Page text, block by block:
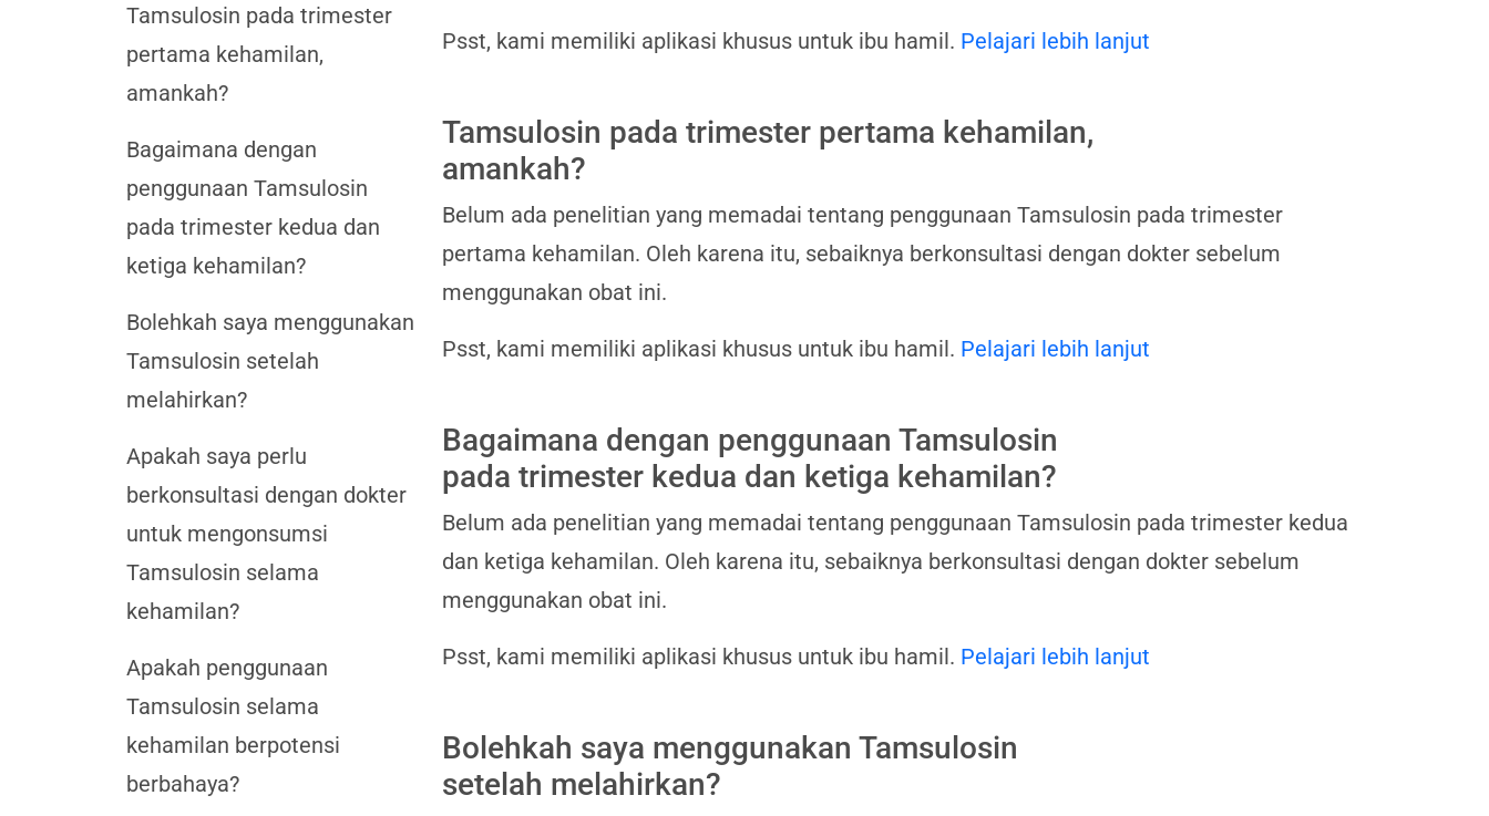
Tamsulosin pada trimester
pertama kehamilan,
amankah?
Bagaimana dengan
penggunaan Tamsulosin
pada trimester kedua dan
ketiga kehamilan?
Bolehkah saya menggunakan
Tamsulosin setelah
melahirkan?
Apakah saya perlu
berkonsultasi dengan dokter
untuk mengonsumsi
Tamsulosin selama
kehamilan?
Apakah penggunaan
Tamsulosin selama
kehamilan berpotensi
berbahaya?
Psst, kami memiliki aplikasi khusus untuk ibu hamil. Pelajari lebih lanjut
Tamsulosin pada trimester pertama kehamilan,
amankah?
Belum ada penelitian yang memadai tentang penggunaan Tamsulosin pada trimester
pertama kehamilan. Oleh karena itu, sebaiknya berkonsultasi dengan dokter sebelum
menggunakan obat ini.
Psst, kami memiliki aplikasi khusus untuk ibu hamil. Pelajari lebih lanjut
Bagaimana dengan penggunaan Tamsulosin
pada trimester kedua dan ketiga kehamilan?
Belum ada penelitian yang memadai tentang penggunaan Tamsulosin pada trimester kedua
dan ketiga kehamilan. Oleh karena itu, sebaiknya berkonsultasi dengan dokter sebelum
menggunakan obat ini.
Psst, kami memiliki aplikasi khusus untuk ibu hamil. Pelajari lebih lanjut
Bolehkah saya menggunakan Tamsulosin
setelah melahirkan?